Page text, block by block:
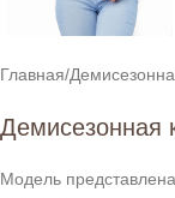
Главная
Демисезонная
Модель